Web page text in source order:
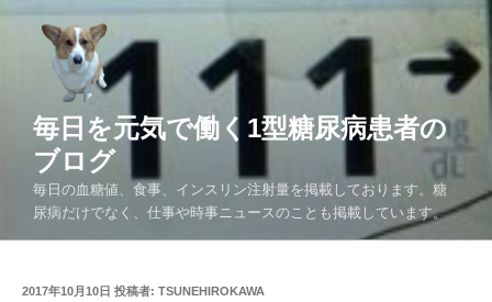
毎日を元気で働く1型糖尿病患者の
ブログ
毎日の血糖値、食事、インスリン注射量を掲載しております。糖
尿病だけでなく、仕事や時事ニュースのことも掲載しています。
投
2017年10月10日 投稿者: TSUNEHIROKAWA